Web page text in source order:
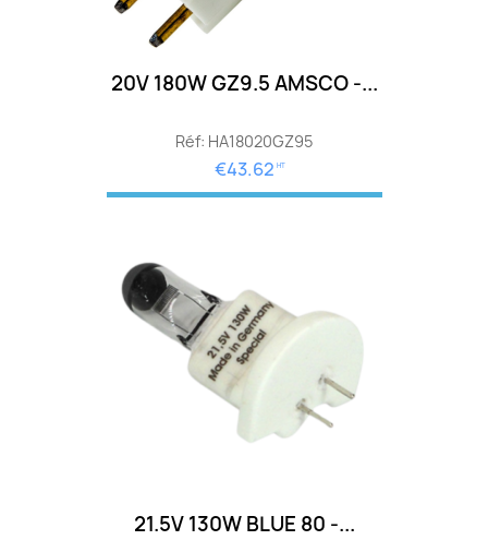
20V 180W GZ9.5 AMSCO -...
Réf: HA18020GZ95
€43.62 HT
21.5V 130W BLUE 80 -...